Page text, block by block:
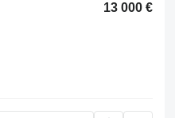
13 000 €